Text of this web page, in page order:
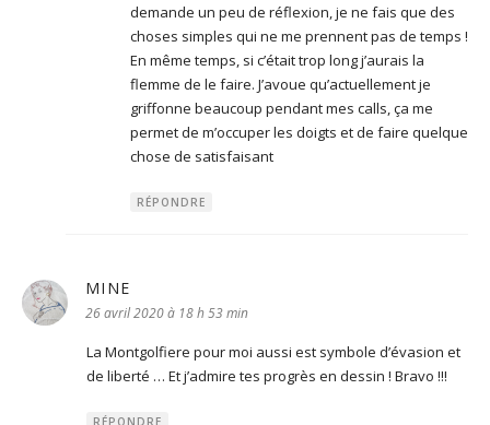
demande un peu de réflexion, je ne fais que des
choses simples qui ne me prennent pas de temps !
En même temps, si c’était trop long j’aurais la
flemme de le faire. J’avoue qu’actuellement je
griffonne beaucoup pendant mes calls, ça me
permet de m’occuper les doigts et de faire quelque
chose de satisfaisant
RÉPONDRE
MINE
26 avril 2020 à 18 h 53 min
La Montgolfiere pour moi aussi est symbole d’évasion et
de liberté … Et j’admire tes progrès en dessin ! Bravo !!!
RÉPONDRE